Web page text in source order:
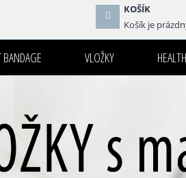
KOŠÍK
Košík je
VLOŽKY